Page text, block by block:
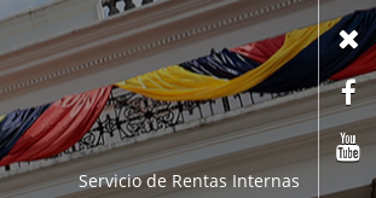
Servicio de Rentas Internas